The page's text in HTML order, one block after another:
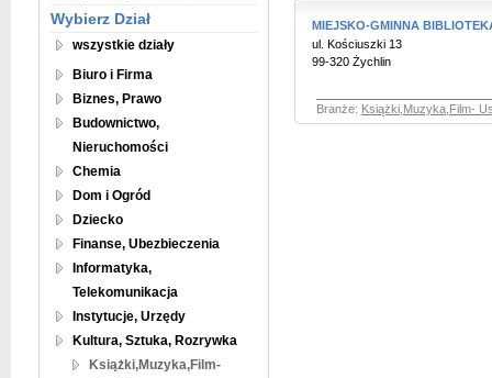
Wybierz Dział
wszystkie działy
Biuro i Firma
Biznes, Prawo
Budownictwo,
Nieruchomości
Chemia
Dom i Ogród
Dziecko
Finanse, Ubezbieczenia
Informatyka,
Telekomunikacja
Instytucje, Urzędy
Kultura, Sztuka, Rozrywka
Książki,Muzyka,Film-
MIEJSKO-GMINNA
ul. Kościuszki 13
99-320 Żychlin
Branże: Książki,Muzyka,Film-